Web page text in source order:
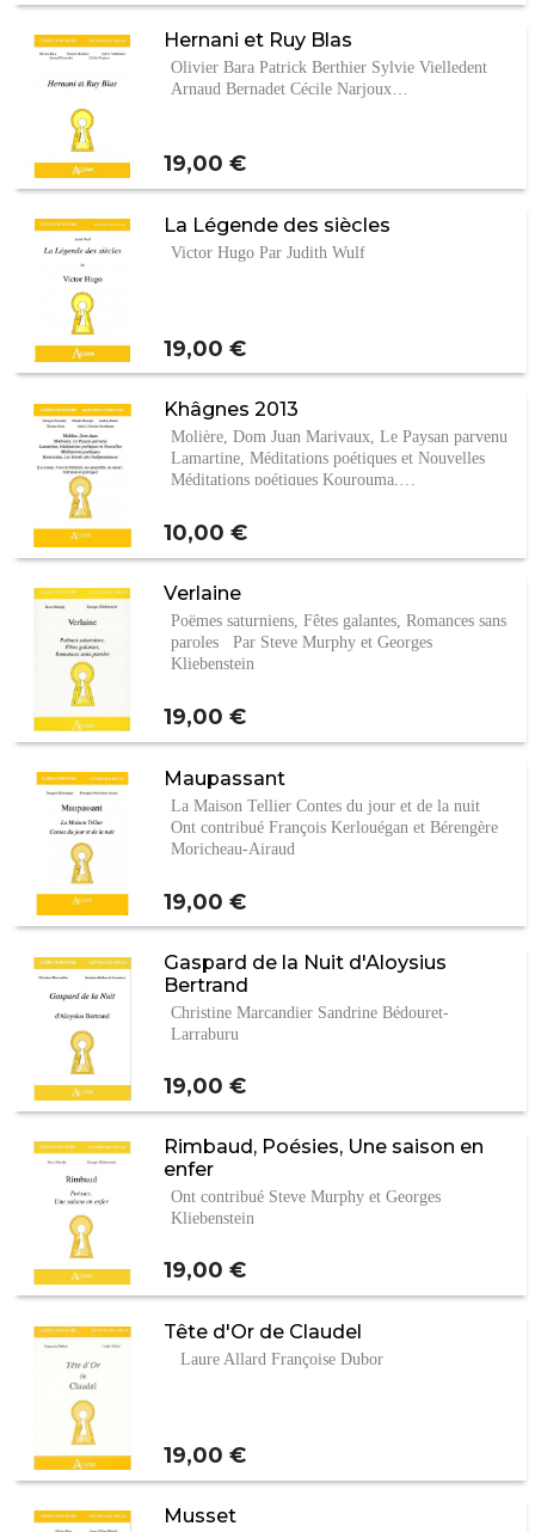
Hernani et Ruy Blas
Olivier Bara Patrick Berthier Sylvie Vielledent
Arnaud Bernadet Cécile Narjoux…
Prix
19,00 €
La Légende des siècles
Victor Hugo Par Judith Wulf
Prix
19,00 €
Khâgnes 2013
Molière, Dom Juan Marivaux, Le Paysan parvenu
Lamartine, Méditations poétiques et Nouvelles
Méditations poétiques Kourouma,…
Prix
10,00 €
Verlaine
Poëmes saturniens, Fêtes galantes, Romances sans
paroles Par Steve Murphy et Georges
Kliebenstein
Prix
19,00 €
Maupassant
La Maison Tellier Contes du jour et de la nuit
Ont contribué François Kerlouégan et Bérengère
Moricheau-Airaud
Prix
19,00 €
Gaspard de la Nuit d'Aloysius
Bertrand
Christine Marcandier Sandrine Bédouret-
Larraburu
Prix
19,00 €
Rimbaud, Poésies, Une saison en
enfer
Ont contribué Steve Murphy et Georges
Kliebenstein
Prix
19,00 €
Tête d'Or de Claudel
Laure Allard Françoise Dubor
Prix
19,00 €
Musset